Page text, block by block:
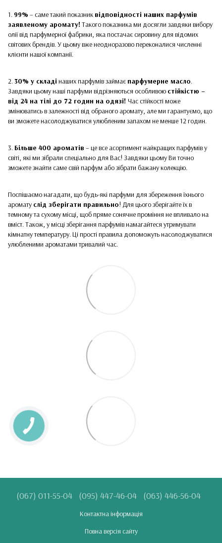
1. 99% – саме такий показник відповідності наших парфумів
заявленому аромату! Такого показника ми досягли завдяки вибору
олії від парфумерної фабрики, яка постачає сировину для відомих
світових брендів. У цьому вже неодноразово переконалися численні
клієнти нашої компанії.
2. 30% у складі наших парфумів займає парфумерне масло.
Завдяки цьому наші парфуми відрізняються особливою стійкістю –
від 24 на тілі до 72 годин на одязі! Час стійкості може
змінюватись в залежності від обраного аромату, але ми гарантуємо, що
ви зможете насолоджуватися улюбленим запахом не менше 12 годин.
3. Більше 400 ароматів – це все асортимент найкращих парфумів у
світі, які ми зібрали спеціально для Вас! Завдяки цьому Ви точно
зможете знайти саме свій парфум або зібрати бажану колекцію.
Поспішаємо нагадати, що будь-які парфуми для збереження їхнього
аромату слід зберігати правильно! Для цього зберігайте їх в
темному та сухому місці, щоб пряме сонячне проміння не впливало на
вміст. Також, у місці зберігання парфумів намагайтеся утримувати
кімнатну температуру. Ці прості правила допоможуть насолоджуватися
улюбленими ароматами тривалий час.
(067) 011-55-04 (095) 447-46-04 (063) 446-56-04
Контактна інформація
Повна версія сайту